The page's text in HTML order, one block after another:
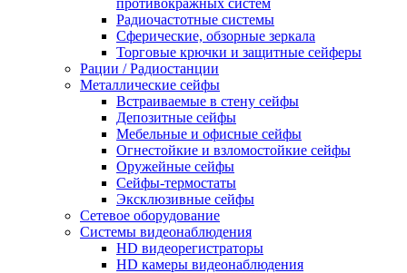
противокражных систем
Радиочастотные системы
Сферические, обзорные зеркала
Торговые крючки и защитные сейферы
Рации / Радиостанции
Металлические сейфы
Встраиваемые в стену сейфы
Депозитные сейфы
Мебельные и офисные сейфы
Огнестойкие и взломостойкие сейфы
Оружейные сейфы
Сейфы-термостаты
Эксклюзивные сейфы
Сетевое оборудование
Системы видеонаблюдения
HD видеорегистраторы
HD камеры видеонаблюдения